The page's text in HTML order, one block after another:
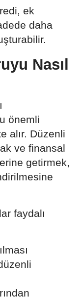
ek
daha
Nasıl
önemli
alır. Düzenli
ve finansal
getirmek,
faydalı